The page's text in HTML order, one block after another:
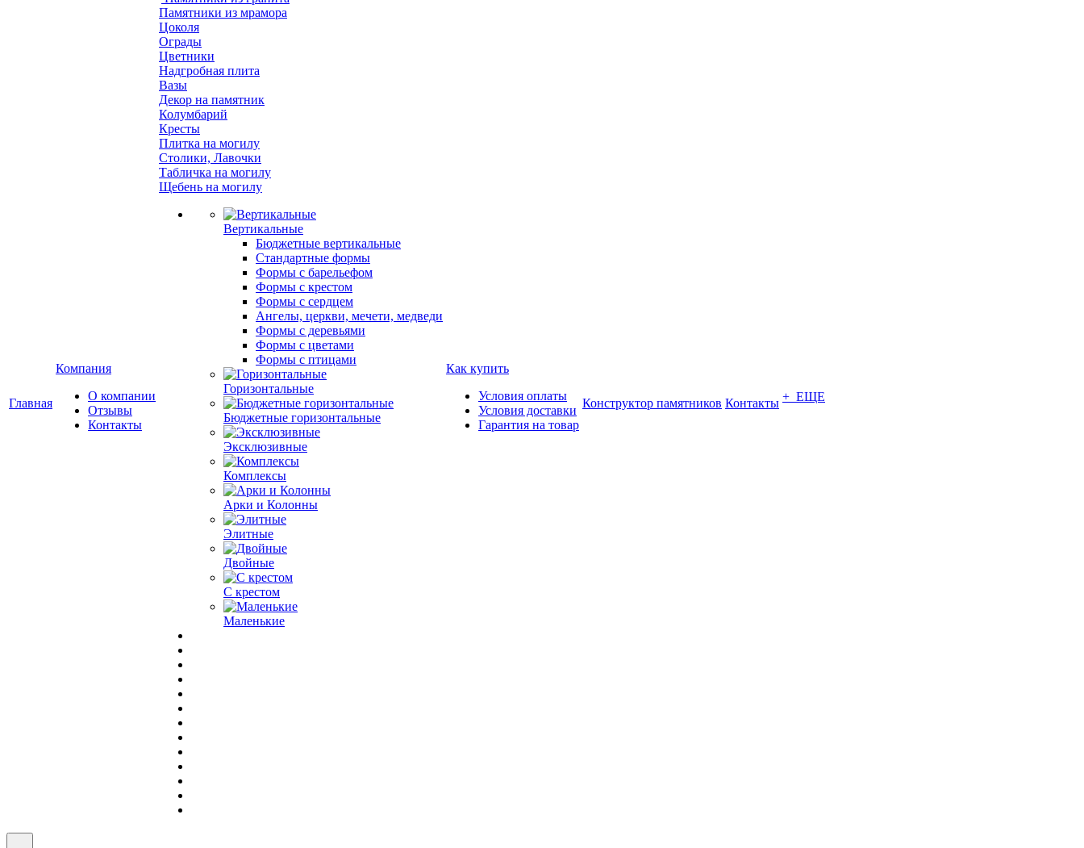
Главная
Компания
О компании
Отзывы
Контакты
Памятники из мрамора
Цоколя
Ограды
Цветники
Надгробная плита
Вазы
Декор на памятник
Колумбарий
Кресты
Плитка на могилу
Столики, Лавочки
Табличка на могилу
Щебень на могилу
Вертикальные
Бюджетные вертикальные
Стандартные формы
Формы с барельефом
Формы с крестом
Формы с сердцем
Ангелы, церкви, мечети, медведи
Формы с деревьями
Формы с цветами
Формы с птицами
Горизонтальные
Бюджетные горизонтальные
Эксклюзивные
Комплексы
Арки и Колонны
Элитные
Двойные
С крестом
Маленькие
Как купить
Условия оплаты
Условия доставки
Гарантия на товар
Конструктор памятников Контакты + ЕЩЕ